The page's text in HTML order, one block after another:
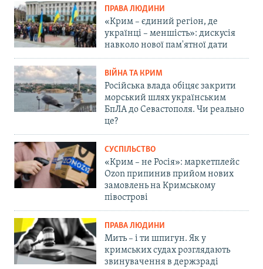
ПРАВА ЛЮДИНИ
«Крим – єдиний регіон, де
українці – меншість»: дискусія
навколо нової пам'ятної дати
ВІЙНА ТА КРИМ
Російська влада обіцяє закрити
морський шлях українським
БпЛА до Севастополя. Чи реально
це?
СУСПІЛЬСТВО
«Крим – не Росія»: маркетплейс
Ozon припинив прийом нових
замовлень на Кримському
півострові
ПРАВА ЛЮДИНИ
Мить – і ти шпигун. Як у
кримських судах розглядають
звинувачення в держзраді